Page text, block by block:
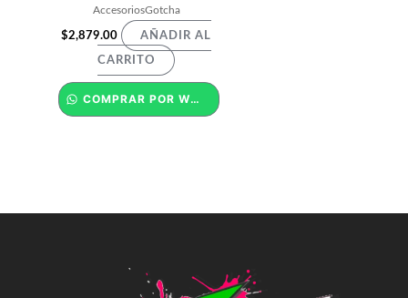
AccesoriosGotcha
$2,879.00 AÑADIR AL
CARRITO
COMPRAR POR WHATSAPP